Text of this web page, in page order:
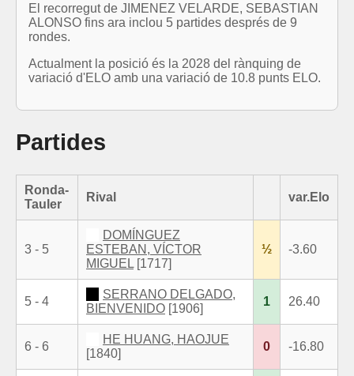
El recorregut de JIMENEZ VELARDE, SEBASTIAN
ALONSO fins ara inclou 5 partides després de 9
rondes.
Actualment la posició és la 2028 del rànquing de
variació d'ELO amb una variació de 10.8 punts ELO.
Partides
Ronda-
Tauler
Rival var.Elo
3 - 5
DOMÍNGUEZ
ESTEBAN, VÍCTOR
MIGUEL [1717]
½ -3.60
5 - 4
SERRANO DELGADO,
BIENVENIDO [1906]
1 26.40
6 - 6
HE HUANG, HAOJUE
[1840]
0 -16.80